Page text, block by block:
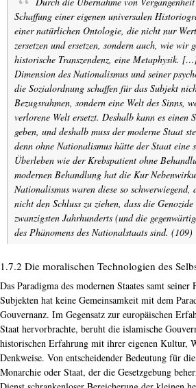
Schaffung einer eigenen universalen
einer natürlichen Ontologie, die nicht nur
zersetzen und ersetzen, sondern auch, wie wir
historische Transzendenz, eine Metaphysik.
Dimension des Nationalismus und seiner
die Sozialordnung schaf­fen für das Subjekt
Bezugsrahmen, sondern eine Welt des Sinns,
verlorene Welt ersetzt. Deshalb kann es einen
geben, und deshalb muss der moderne Staat
denn ohne Nationalismus hätte der Staat eine
Überleben wie der Krebspatient ohne
modernen Behandlung hat die Kur
Nationalismus waren diese so schwerwiegend,
nicht den Schluss zu ziehen, dass die
zwanzigsten Jahrhunderts (und die
des Phänomens des Nationalstaats sind. (109)
1.7.2 Die moralischen Technologien des
Das Paradigma des modernen Staates samt
Subjekten hat keine Gemeinsamkeit mit dem
Gouvernanz. Im Gegensatz zur europäischen
Staat hervorbrachte, beruht die islamische
historischen Erfahrung mit ihrer eigenen Kultur,
Denkweise. Von entscheidender Bedeutung für
Monarchie oder Staat, der die Gesetzgebung